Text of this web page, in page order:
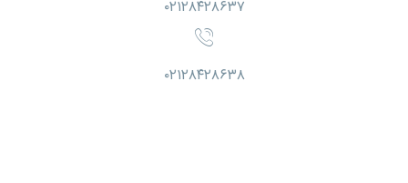
۰۲۱۲۸۴۲۸۶۳۷
۰۲۱۲۸۴۲۸۶۳۸